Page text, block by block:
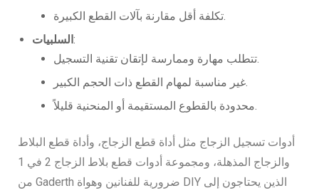
تكلفة أقل مقارنة بآلات القطع الكبيرة.
السلبيات:
تتطلب مهارة وممارسة لإتقان تقنية التسجيل.
غير مناسبة لمهام القطع ذات الحجم الكبير.
محدودة بالقطوع المستقيمة أو المنحنية قليلاً.
أدوات تسجيل الزجاج مثل أداة قطع الزجاج، وأداة قطع البلاط
والزجاج المذهلة، ومجموعة أدوات قطع بلاط الزجاج 2 في 1
من Gaderth ضرورية للفنانين وهواة DIY الذين يحتاجون إلى